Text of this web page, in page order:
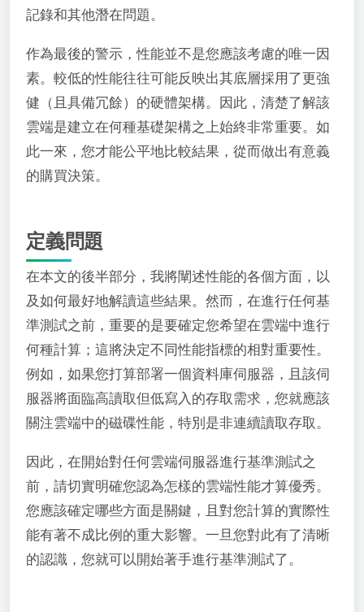
記錄和其他潛在問題。
作為最後的警示，性能並不是您應該考慮的唯一因
素。較低的性能往往可能反映出其底層採用了更強
健（且具備冗餘）的硬體架構。因此，清楚了解該
雲端是建立在何種基礎架構之上始終非常重要。如
此一來，您才能公平地比較結果，從而做出有意義
的購買決策。
定義問題
在本文的後半部分，我將闡述性能的各個方面，以
及如何最好地解讀這些結果。然而，在進行任何基
準測試之前，重要的是要確定您希望在雲端中進行
何種計算；這將決定不同性能指標的相對重要性。
例如，如果您打算部署一個資料庫伺服器，且該伺
服器將面臨高讀取但低寫入的存取需求，您就應該
關注雲端中的磁碟性能，特別是非連續讀取存取。
因此，在開始對任何雲端伺服器進行基準測試之
前，請切實明確您認為怎樣的雲端性能才算優秀。
您應該確定哪些方面是關鍵，且對您計算的實際性
能有著不成比例的重大影響。一旦您對此有了清晰
的認識，您就可以開始著手進行基準測試了。